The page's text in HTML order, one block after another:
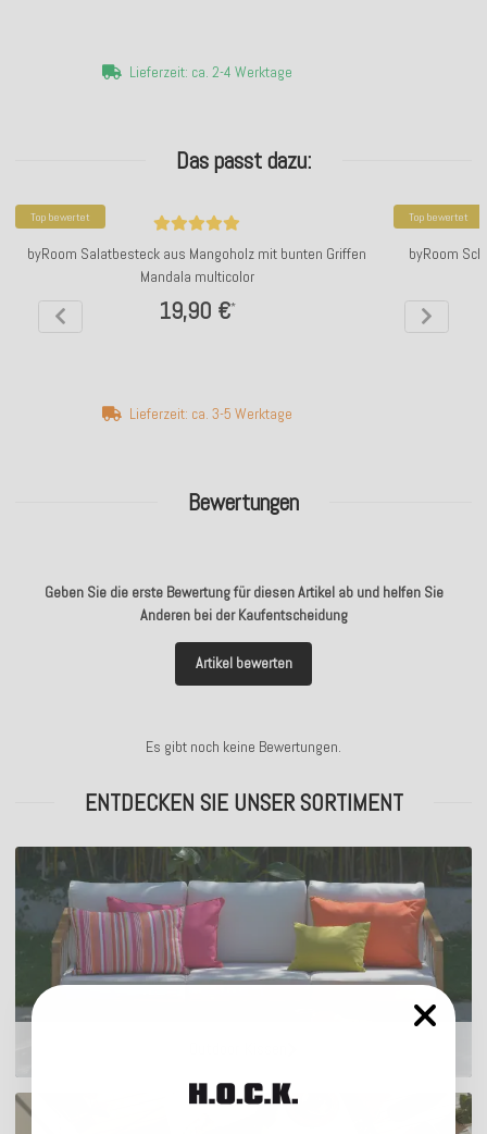
Bewertungen
Geben Sie die erste Bewertung für diesen Artikel ab und helfen Sie
Anderen bei der Kaufentscheidung
Artikel bewerten
Es gibt noch keine Bewertungen.
Lieferzeit: ca. 2-4 Werktage
Das passt dazu:
Top bewertet
byRoom Salatbesteck aus Mangoholz mit bunten Griffen
Mandala multicolor
19,90 €*
Lieferzeit: ca. 3-5 Werktage
Top bewertet
byRoom
ENTDECKEN SIE UNSER SORTIMENT